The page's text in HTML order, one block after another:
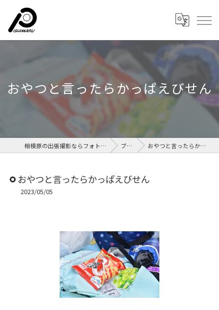
おやつと言ったらかっぱえびせん
相模原の出張撮影ならフォトルームイシマル ブログ おやつと言ったらかっぱえびせん
おやつと言ったらかっぱえびせん
2023/05/05